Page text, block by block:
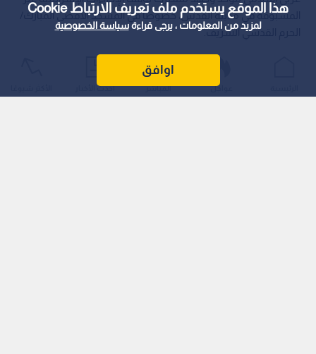
هذا الموقع يستخدم ملف تعريف الارتباط Cookie
لمزيد من المعلومات ، يرجى قراءةسياسة الخصوصية
اوافق
المسبوقة في مدينة القدس، خصوصا في المسجد الأقصى المبارك/
الحرم القدسي الشريف.
عواجل المباشر أحدث الأخبار